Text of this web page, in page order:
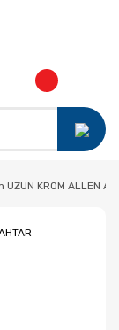
KROM ALLEN